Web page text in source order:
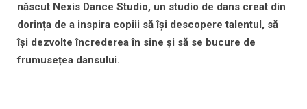
născut Nexis Dance Studio, un studio de dans creat din
dorința de a inspira copiii să își descopere talentul, să
își dezvolte încrederea în sine și să se bucure de
frumusețea dansului.